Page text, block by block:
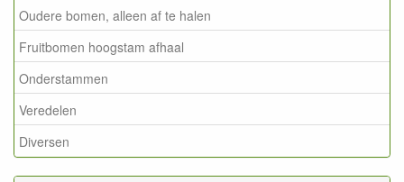
Oudere bomen, alleen af te halen
Fruitbomen hoogstam afhaal
Onderstammen
Veredelen
Diversen